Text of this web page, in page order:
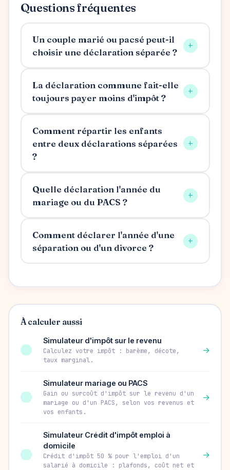
Questions fréquentes
Un couple marié ou pacsé peut-il
choisir une déclaration séparée ?
+
La déclaration commune fait-elle
toujours payer moins d'impôt ?
+
Comment répartir les enfants
entre deux déclarations séparées
?
+
Quelle déclaration l'année du
mariage ou du PACS ?
+
Comment déclarer l'année d'une
séparation ou d'un divorce ?
+
À calculer aussi
Simulateur d'impôt sur le revenu
Calculez votre impôt : barème, décote,
taux marginal.
→
Simulateur mariage ou PACS
Gain ou surcoût d'impôt sur le revenu d'un
mariage ou d'un PACS, selon vos revenus et
vos enfants.
→
Simulateur Crédit d'impôt emploi à
domicile
Crédit d'impôt 50 % pour l'emploi d'un
salarié à domicile : plafonds, coût net et
→